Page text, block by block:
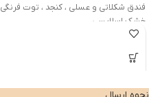
فندق شکلاتی و عسلی ، کنجد ، توت فرنگی
خشک اسلایسی